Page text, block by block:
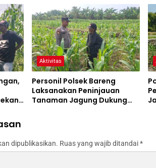
Aktivitas
Personil Polsek Bareng
Laksanakan Peninjauan
Tanaman Jagung Dukung
dipublikasikan. Ruas yang wajib ditandai*